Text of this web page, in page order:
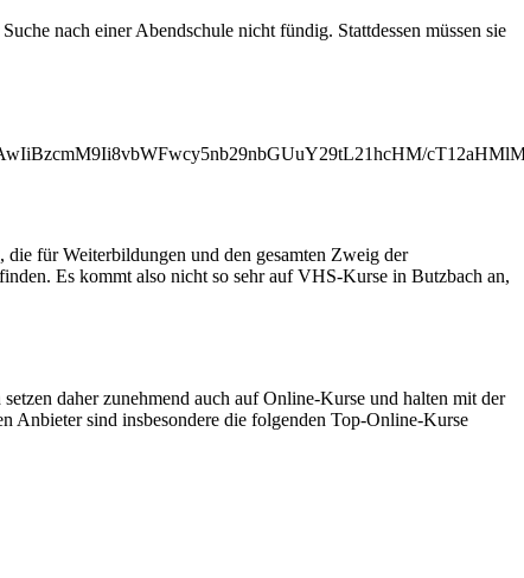
nach einer Abendschule nicht fündig. Stattdessen müssen sie
für Weiterbildungen und den gesamten Zweig der
Es kommt also nicht so sehr auf VHS-Kurse in Butzbach an,
daher zunehmend auch auf Online-Kurse und halten mit der
Anbieter sind insbesondere die folgenden Top-Online-Kurse